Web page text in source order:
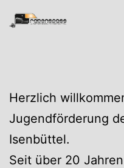
Zum
Inhalt
Herzlich
Jugendförderung
Isenbüttel.
Seit über 20